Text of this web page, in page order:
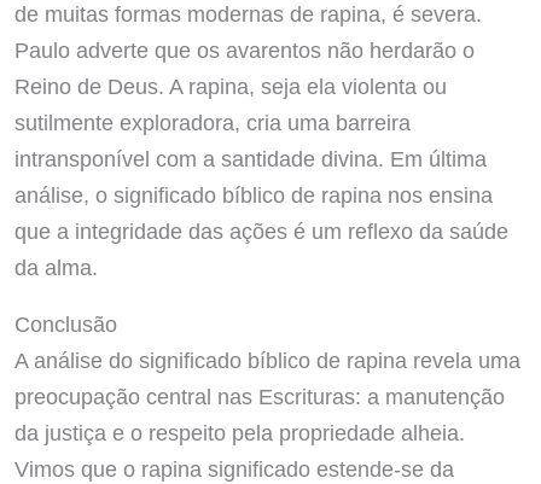
de muitas formas modernas de rapina, é severa.
Paulo adverte que os avarentos não herdarão o
Reino de Deus. A rapina, seja ela violenta ou
sutilmente exploradora, cria uma barreira
intransponível com a santidade divina. Em última
análise, o significado bíblico de rapina nos ensina
que a integridade das ações é um reflexo da saúde
da alma.
Conclusão
A análise do significado bíblico de rapina revela uma
preocupação central nas Escrituras: a manutenção
da justiça e o respeito pela propriedade alheia.
Vimos que o rapina significado estende-se da